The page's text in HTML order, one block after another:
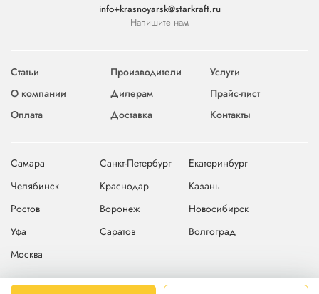
info+krasnoyarsk@starkraft.ru
Напишите нам
Статьи Производители
Услуги
О компании
Дилерам
Прайс-лист
Оплата
Доставка Контакты
Самара Санкт-Петербург
Екатеринбург
Челябинск
Краснодар
Казань
Ростов
Воронеж
Новосибирск
Уфа
Саратов
Волгоград
Москва
© 2004-2026 © Компания Starkraft Карта сайта